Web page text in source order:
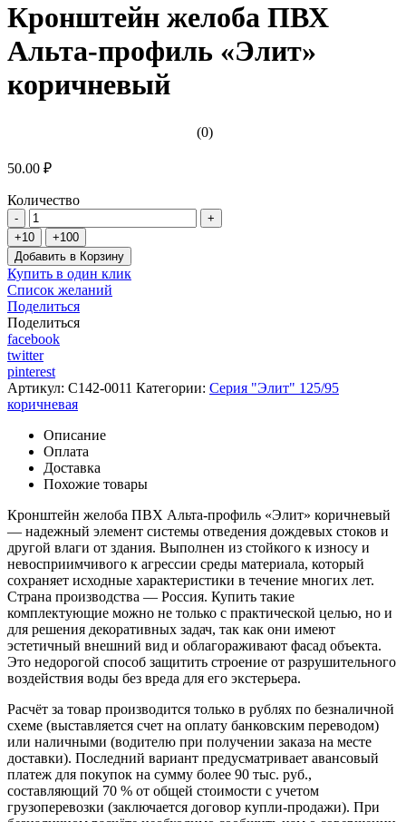
Кронштейн желоба ПВХ
Альта-профиль «Элит»
коричневый
(0)
50.00 ₽
Количество
Добавить в Корзину
Купить в один клик
Список желаний
Поделиться
Поделиться
facebook
twitter
pinterest
Артикул: C142-0011 Категории: Серия "Элит" 125/95
коричневая
Описание
Оплата
Доставка
Похожие товары
Кронштейн желоба ПВХ Альта-профиль «Элит» коричневый
— надежный элемент системы отведения дождевых стоков и
другой влаги от здания. Выполнен из стойкого к износу и
невосприимчивого к агрессии среды материала, который
сохраняет исходные характеристики в течение многих лет.
Страна производства — Россия. Купить такие
комплектующие можно не только с практической целью, но и
для решения декоративных задач, так как они имеют
эстетичный внешний вид и облагораживают фасад объекта.
Это недорогой способ защитить строение от разрушительного
воздействия воды без вреда для его экстерьера.
Расчёт за товар производится только в рублях по безналичной
схеме (выставляется счет на оплату банковским переводом)
или наличными (водителю при получении заказа на месте
доставки). Последний вариант предусматривает авансовый
платеж для покупок на сумму более 90 тыс. руб.,
составляющий 70 % от общей стоимости с учетом
грузоперевозки (заключается договор купли-продажи). При